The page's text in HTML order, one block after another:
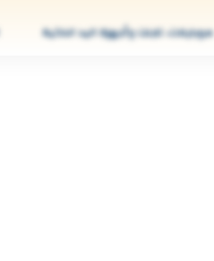
موبايلات، تابلت وأجهزة اليد الذكية